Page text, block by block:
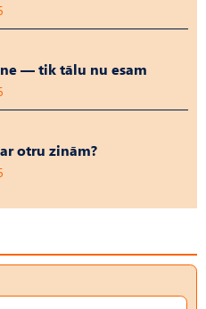
— tik tālu nu esam
otru zinām?